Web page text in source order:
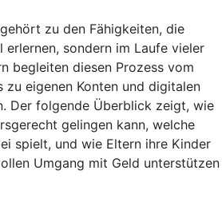
zu den Fähigkeiten, die
erlernen, sondern im Laufe vieler
begleiten diesen Prozess vom
zu eigenen Konten und digitalen
Der folgende Überblick zeigt, wie
gelingen kann, welche
spielt, und wie Eltern ihre Kinder
Umgang mit Geld unterstützen